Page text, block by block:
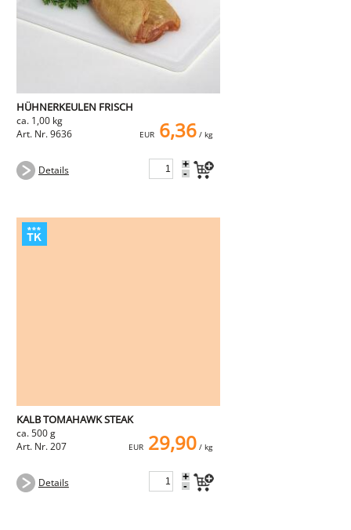
HÜHNERKEULEN FRISCH
ca. 1,00 kg
Art. Nr. 9636
EUR 6,36/ kg
Details +
-
KALB TOMAHAWK STEAK
ca. 500 g
Art. Nr. 207
EUR 29,90/ kg
Details +
-